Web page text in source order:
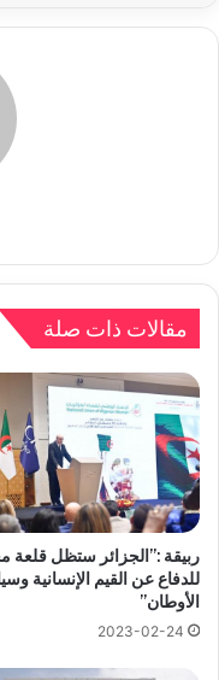
مقالات ذات صلة
ربيقة :”الجزائر ستظل قلعة
للدفاع عن القيم الإنسانية
الأوطان”
2023-02-24